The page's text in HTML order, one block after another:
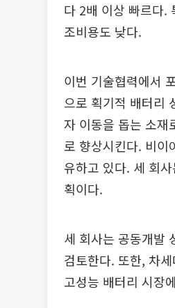
다 2배 이상 빠르다.
조비용도 낮다.
이번 기술협력에서
으로 획기적 배터리
자 이동을 돕는 소재
로 향상시킨다. 비이
유하고 있다. 세 회
획이다.
세 회사는 공동개발
검토한다. 또한, 차
고성능 배터리 시장